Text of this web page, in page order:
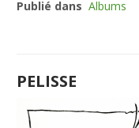
Publié dans Albums
PELISSE